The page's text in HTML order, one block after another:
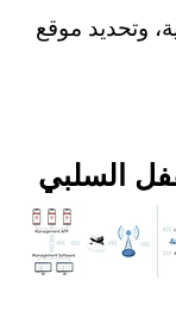
وتحديد موقع
السلبي